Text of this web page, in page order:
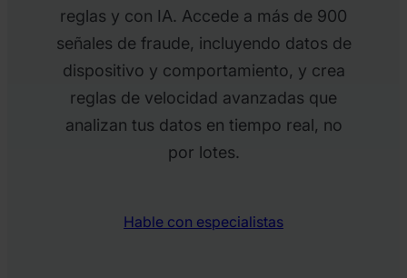
reglas y con IA. Accede a más de 900
señales de fraude, incluyendo datos de
dispositivo y comportamiento, y crea
reglas de velocidad avanzadas que
analizan tus datos en tiempo real, no
por lotes.
Hable con especialistas